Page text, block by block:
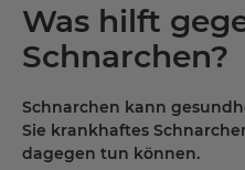
Was hilft
Schnarchen?
Schnarchen kann
Sie krankhaftes
dagegen tun können.